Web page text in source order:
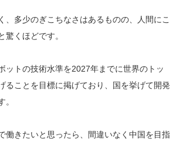
、多少のぎこちなさはあるものの、人間にこ
驚くほどです。
ットの技術水準を2027年までに世界のトッ
ることを目標に掲げており、国を挙げて開発
。
働きたいと思ったら、間違いなく中国を目指